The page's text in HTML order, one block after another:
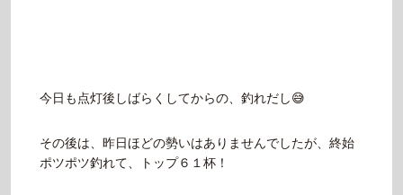
今日も点灯後しばらくしてからの、釣れだし😅
その後は、昨日ほどの勢いはありませんでしたが、終始
ポツポツ釣れて、トップ６１杯！